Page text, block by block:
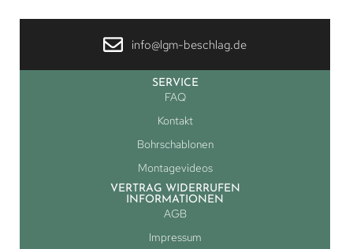
info@lgm-beschlag.de
SERVICE
FAQ
Kontakt
Bohrschablonen
Montagevideos
VERTRAG WIDERRUFEN
INFORMATIONEN
AGB
Impressum